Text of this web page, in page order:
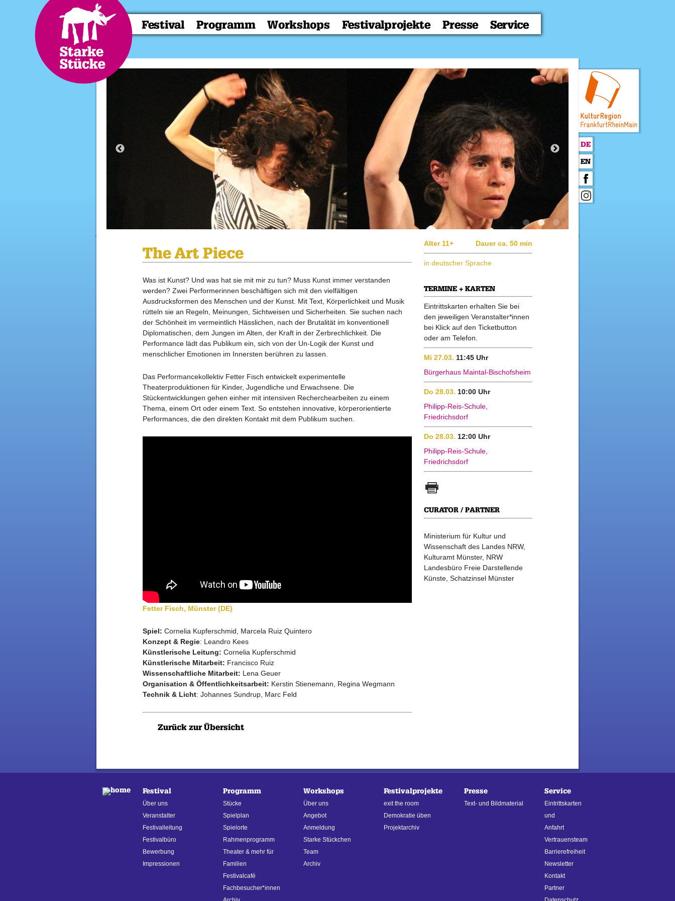
DE
EN
Festival Programm Workshops Festivalprojekte Presse Service
The Art Piece
Was ist Kunst? Und was hat sie mit mir zu tun? Muss Kunst immer verstanden
werden? Zwei Performerinnen beschäftigen sich mit den vielfältigen
Ausdrucksformen des Menschen und der Kunst. Mit Text, Körperlichkeit und Musik
rütteln sie an Regeln, Meinungen, Sichtweisen und Sicherheiten. Sie suchen nach
der Schönheit im vermeintlich Hässlichen, nach der Brutalität im konventionell
Diplomatischen, dem Jungen im Alten, der Kraft in der Zerbrechlichkeit. Die
Performance lädt das Publikum ein, sich von der Un-Logik der Kunst und
menschlicher Emotionen im Innersten berühren zu lassen.
Das Performancekollektiv Fetter Fisch entwickelt experimentelle
Theaterproduktionen für Kinder, Jugendliche und Erwachsene. Die
Stückentwicklungen gehen einher mit intensiven Recherchearbeiten zu einem
Thema, einem Ort oder einem Text. So entstehen innovative, körperorientierte
Performances, die den direkten Kontakt mit dem Publikum suchen.
Fetter Fisch, Münster (DE)
Spiel: Cornelia Kupferschmid, Marcela Ruiz Quintero
Konzept & Regie: Leandro Kees
Künstlerische Leitung: Cornelia Kupferschmid
Künstlerische Mitarbeit: Francisco Ruiz
Wissenschaftliche Mitarbeit: Lena Geuer
Organisation & Öffentlichkeitsarbeit: Kerstin Stienemann, Regina Wegmann
Technik & Licht: Johannes Sundrup, Marc Feld
Zurück zur Übersicht
Alter 11+ Dauer ca. 50 min
in deutscher Sprache
TERMINE + KARTEN
Eintrittskarten erhalten Sie bei
den jeweiligen Veranstalter*innen
bei Klick auf den Ticketbutton
oder am Telefon.
Mi 27.03. 11:45 Uhr
Bürgerhaus Maintal-Bischofsheim
Do 28.03. 10:00 Uhr
Philipp-Reis-Schule,
Friedrichsdorf
Do 28.03. 12:00 Uhr
Philipp-Reis-Schule,
Friedrichsdorf
CURATOR / PARTNER
Ministerium für Kultur und
Wissenschaft des Landes NRW,
Kulturamt Münster, NRW
Landesbüro Freie Darstellende
Künste, Schatzinsel Münster
Festival
Über uns
Veranstalter
Festivalleitung
Festivalbüro
Bewerbung
Impressionen
Programm
Stücke
Spielplan
Spielorte
Rahmenprogramm
Theater & mehr für
Familien
Festivalcafé
Fachbesucher*innen
Workshops
Über uns
Angebot
Anmeldung
Starke Stückchen
Team
Archiv
Festivalprojekte
exit the room
Demokratie üben
Projektarchiv
Presse
Text- und Bildmaterial
Service
Eintrittskarten
und
Anfahrt
Vertrauensteam
Barrierefreiheit
Newsletter
Kontakt
Partner